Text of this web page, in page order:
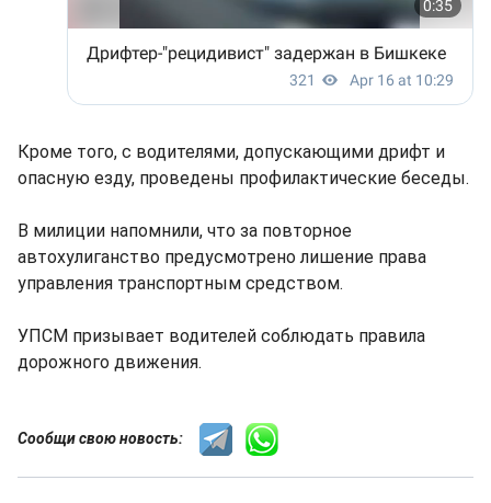
Кроме того, с водителями, допускающими дрифт и
опасную езду, проведены профилактические беседы.
В милиции напомнили, что за повторное
автохулиганство предусмотрено лишение права
управления транспортным средством.
УПСМ призывает водителей соблюдать правила
дорожного движения.
Сообщи свою новость: